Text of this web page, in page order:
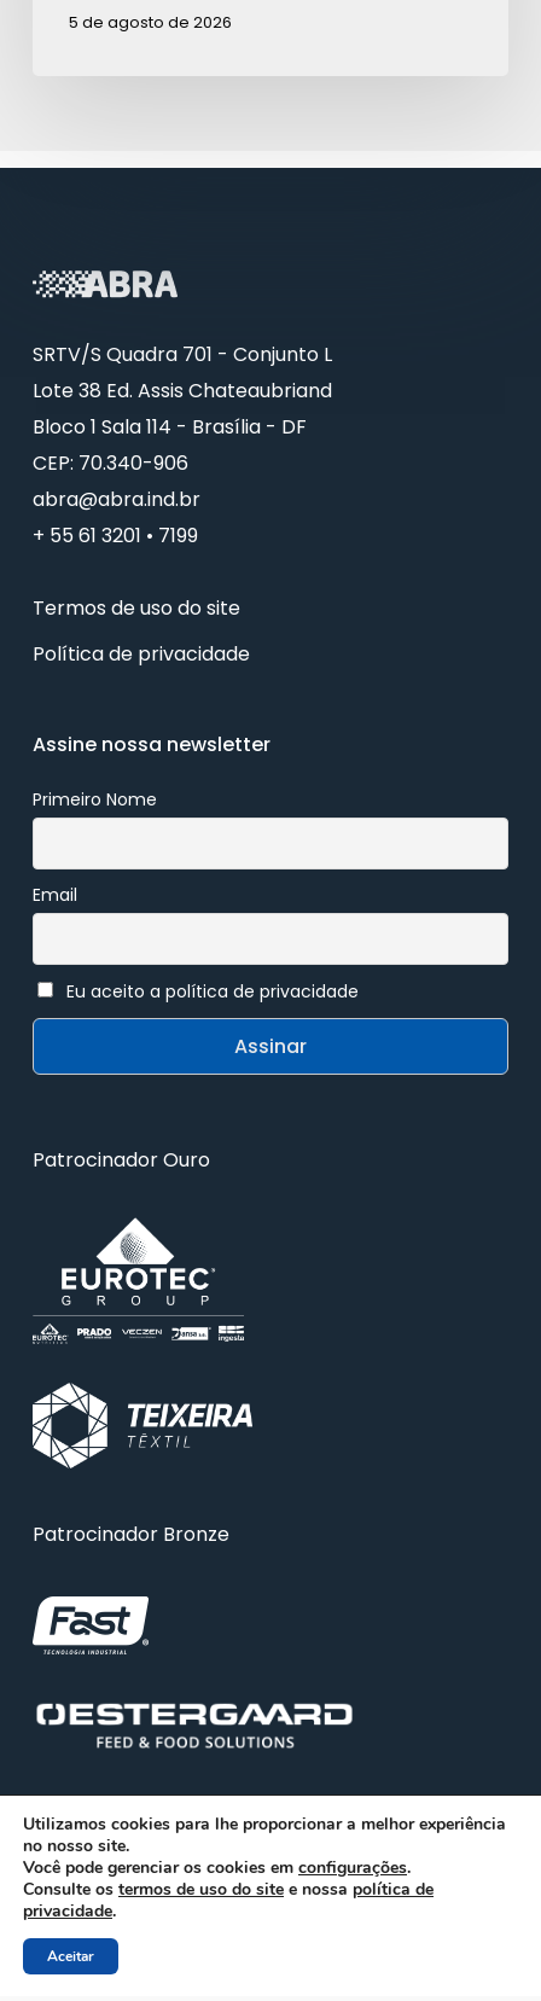
5 de agosto de 2026
SRTV/S Quadra 701 - Conjunto L
Lote 38 Ed. Assis Chateaubriand
Bloco 1 Sala 114 - Brasília - DF
CEP: 70.340-906
abra@abra.ind.br
+ 55 61 3201 • 7199
Termos de uso do site
Política de privacidade
Assine nossa newsletter
Primeiro Nome
Email
Eu aceito a política de privacidade
Patrocinador Ouro
Patrocinador Bronze
© 2026 ABRA. Associação Brasileira de Reciclagem
Animal
facebook
linkedinyoutube
Utilizamos cookies para lhe proporcionar a melhor experiência
no nosso site.
Você pode gerenciar os cookies em configurações.
Consulte os termos de uso do site e nossa política de
privacidade.
Aceitar